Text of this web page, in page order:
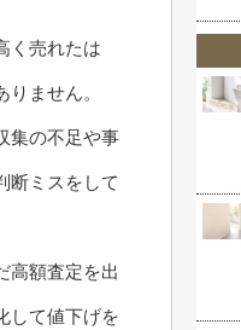
く売れたは
ません。
集の不足や事
断ミスをして
高額査定を出
して値下げを